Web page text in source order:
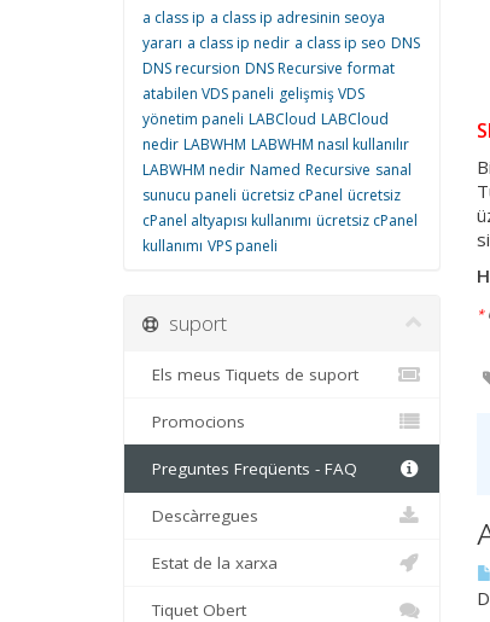
*
a class ip a class ip adresinin seoya
yararı a class ip nedir a class ip seo DNS
DNS recursion DNS Recursive format
atabilen VDS paneli gelişmiş VDS
yönetim paneli LABCloud LABCloud
nedir LABWHM LABWHM nasıl kullanılır
LABWHM nedir Named Recursive sanal
sunucu paneli ücretsiz cPanel ücretsiz
cPanel altyapısı kullanımı ücretsiz cPanel
kullanımı VPS paneli
suport
Els meus Tiquets de suport
Promocions
Preguntes Freqüents - FAQ
Descàrregues
Estat de la xarxa
Tiquet Obert